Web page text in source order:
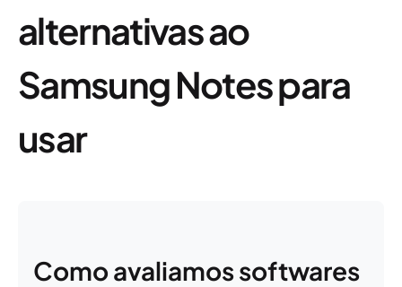
alternativas ao
Samsung Notes para
usar
Como avaliamos softwares